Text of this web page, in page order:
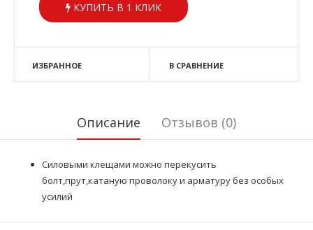
КУПИТЬ В 1 КЛИК
ИЗБРАННОЕ В СРАВНЕНИЕ
Описание Отзывов (0)
Силовыми клещами можно перекусить
болт,прут,катаную проволоку и арматуру без особых
усилий